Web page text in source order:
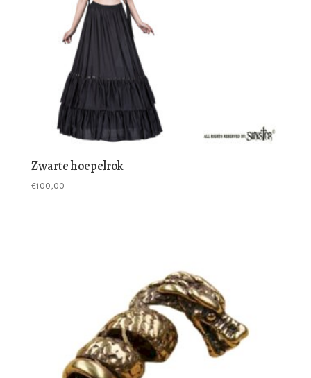
Zwarte hoepelrok
€100,00